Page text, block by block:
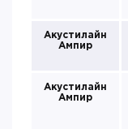
Акустилайн
Ампир
Акустилайн
Ампир